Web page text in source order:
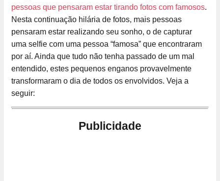
pessoas que pensaram estar tirando fotos com famosos.
Nesta continuação hilária de fotos, mais pessoas
pensaram estar realizando seu sonho, o de capturar
uma selfie com uma pessoa “famosa” que encontraram
por aí. Ainda que tudo não tenha passado de um mal
entendido, estes pequenos enganos provavelmente
transformaram o dia de todos os envolvidos. Veja a
seguir:
Publicidade